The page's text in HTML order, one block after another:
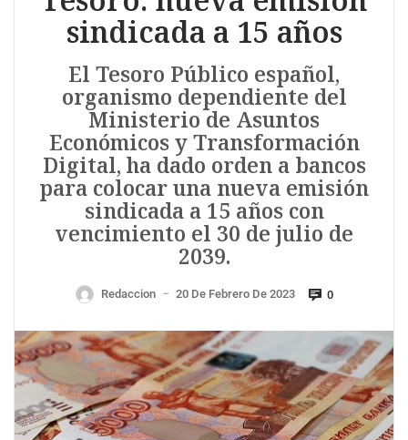
sindicada a 15 años
El Tesoro Público español,
organismo dependiente del
Ministerio de Asuntos
Económicos y Transformación
Digital, ha dado orden a bancos
para colocar una nueva emisión
sindicada a 15 años con
vencimiento el 30 de julio de
2039.
Redaccion — 20 De Febrero De 2023 0